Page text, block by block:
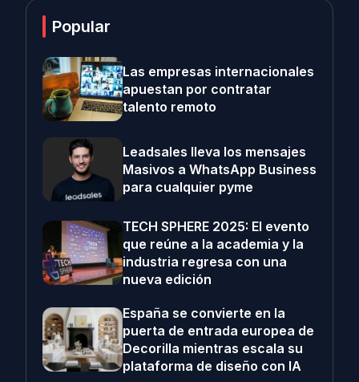
Popular
Las empresas internacionales
apuestan por contratar
talento remoto
Leadsales lleva los mensajes
Masivos a WhatsApp Business
para cualquier pyme
TECH SPHERE 2025: El evento
que reúne a la academia y la
industria regresa con una
nueva edición
España se convierte en la
puerta de entrada europea de
Decorilla mientras escala su
plataforma de diseño con IA